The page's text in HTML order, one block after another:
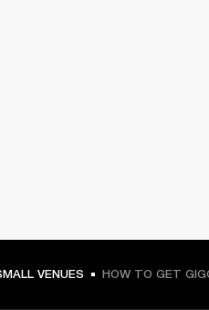
VENUES HOW TO GET